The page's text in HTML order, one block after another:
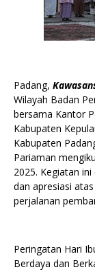
Padang,
Wilayah Badan
bersama Kantor
Kabupaten
Kabupaten
Pariaman
2025. Kegiatan
dan apresiasi
perjalanan
Peringatan Hari
Berdaya dan